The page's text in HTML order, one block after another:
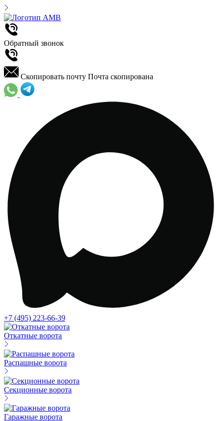
Обратный звонок
Скопировать почту Почта скопирована
+7 (495) 223-66-39
Откатные ворота
Распашные ворота
Секционные ворота
Гаражные ворота